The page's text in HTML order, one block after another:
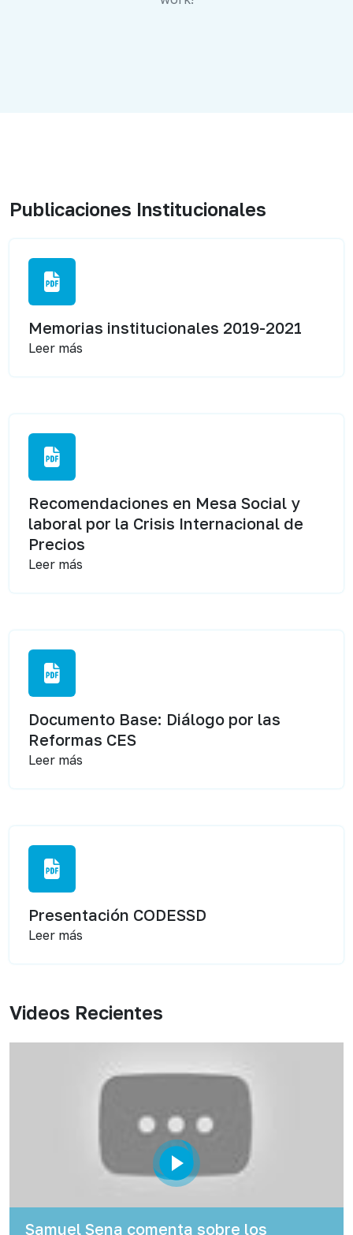
Publicaciones Institucionales
Memorias institucionales 2019-2021
Leer más
Recomendaciones en Mesa Social y
laboral por la Crisis Internacional de
Precios
Leer más
Documento Base: Diálogo por las
Reformas CES
Leer más
Presentación CODESSD
Leer más
Videos Recientes
Samuel Sena comenta sobre los